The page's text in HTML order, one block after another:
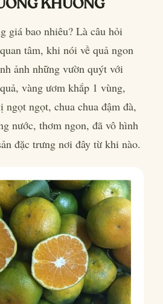
giá bao nhiêu? Là câu hỏi
tâm, khi nói về quả ngon
ảnh những vườn quýt với
vàng ươm khắp 1 vùng,
ngọt, chua chua đậm đà,
nước, thơm ngon, đã vô hình
đặc trưng nơi đây từ khi nào.